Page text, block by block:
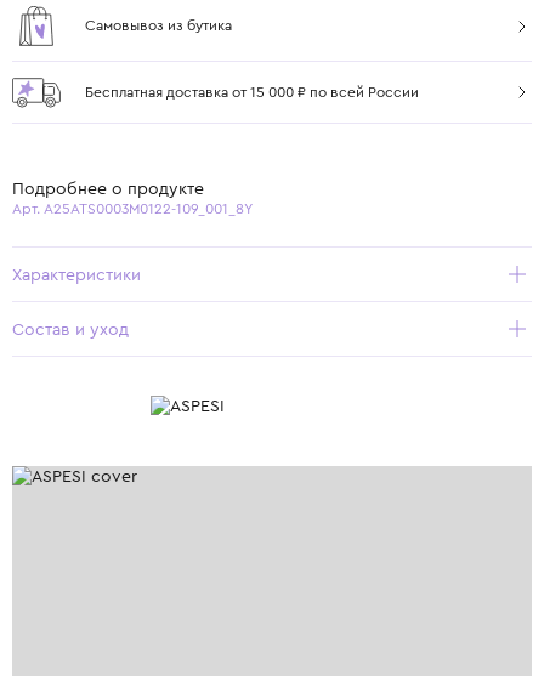
Самовывоз из бутика
Бесплатная доставка от 15 000 ₽ по всей России
Подробнее о продукте
Арт. A25ATS0003M0122-109_001_8Y
Характеристики
Состав и уход